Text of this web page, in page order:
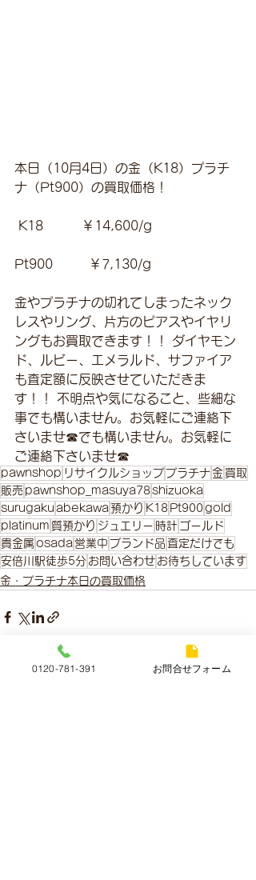
本日（10月4日）の金（K18）プラチ
ナ（Pt900）の買取価格！
K18　　　￥14,600/g
Pt900         ￥7,130/g
金やプラチナの切れてしまったネック
レスやリング、片方のピアスやイヤリ
ングもお買取できます！！ ダイヤモン
ド、ルビー、エメラルド、サファイア
も査定額に反映させていただきま
す！！ 不明点や気になること、些細な
事でも構いません。お気軽にご連絡下
さいませ☎でも構いません。お気軽に
ご連絡下さいませ☎
pawnshop リサイクルショップ プラチナ 金 買取
販売 pawnshop_masuya78shizuoka
surugaku abekawa 預かり K18 Pt900gold
platinum 質預かり ジュエリー 時計 ゴールド
貴金属 osada 営業中 ブランド品 査定だけでも
安倍川駅徒歩5分 お問い合わせ お待ちしています
金・プラチナ本日の買取価格
最新記事 すべて表示
0120-781-391 お問合せフォーム